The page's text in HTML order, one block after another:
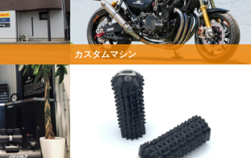
カスタムマシン